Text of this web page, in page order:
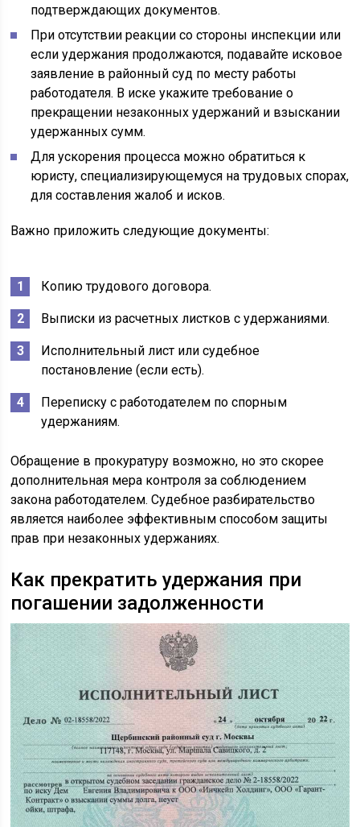
подтверждающих документов.
При отсутствии реакции со стороны инспекции или
если удержания продолжаются, подавайте исковое
заявление в районный суд по месту работы
работодателя. В иске укажите требование о
прекращении незаконных удержаний и взыскании
удержанных сумм.
Для ускорения процесса можно обратиться к
юристу, специализирующемуся на трудовых спорах,
для составления жалоб и исков.
Важно приложить следующие документы:
Копию трудового договора.
Выписки из расчетных листков с удержаниями.
Исполнительный лист или судебное
постановление (если есть).
Переписку с работодателем по спорным
удержаниям.
Обращение в прокуратуру возможно, но это скорее
дополнительная мера контроля за соблюдением
закона работодателем. Судебное разбирательство
является наиболее эффективным способом защиты
прав при незаконных удержаниях.
Как прекратить удержания при
погашении задолженности